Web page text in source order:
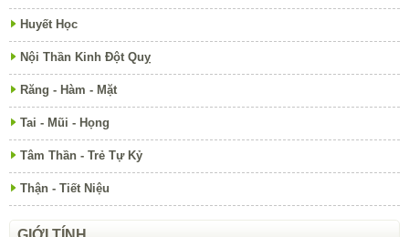
Huyết Học
Nội Thần Kinh Đột Quỵ
Răng - Hàm - Mặt
Tai - Mũi - Họng
Tâm Thần - Trẻ Tự Kỷ
Thận - Tiết Niệu